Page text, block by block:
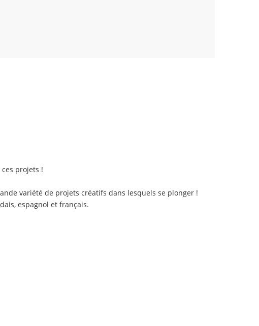
projets !
variété de projets créatifs dans lesquels se plonger !
espagnol et français.